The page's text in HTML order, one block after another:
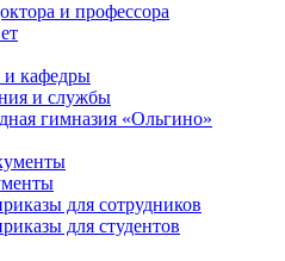
и профессора
и кафедры
и службы
гимназия «Ольгино»
для сотрудников
для студентов